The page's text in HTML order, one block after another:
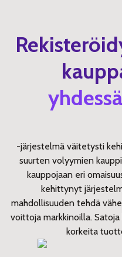
-järjestelmä väitetysti
suurten volyymien
kauppojaan eri
kehittynyt
mahdollisuuden tehdä
voittoja markkinoilla.
korkeita